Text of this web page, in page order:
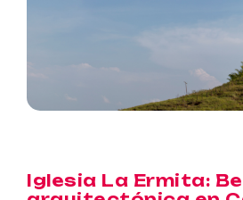
Iglesia La Ermita: